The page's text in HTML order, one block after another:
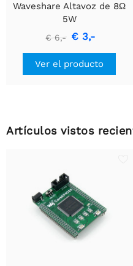
Waveshare Altavoz de 8Ω
5W
€ 6,- € 3,-
Ver el producto
Artículos vistos